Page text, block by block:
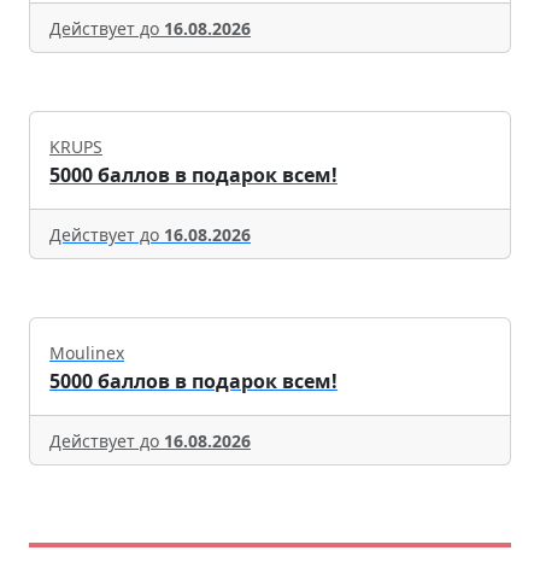
Действует до 16.08.2026
KRUPS
5000 баллов в подарок всем!
Действует до 16.08.2026
Moulinex
5000 баллов в подарок всем!
Действует до 16.08.2026